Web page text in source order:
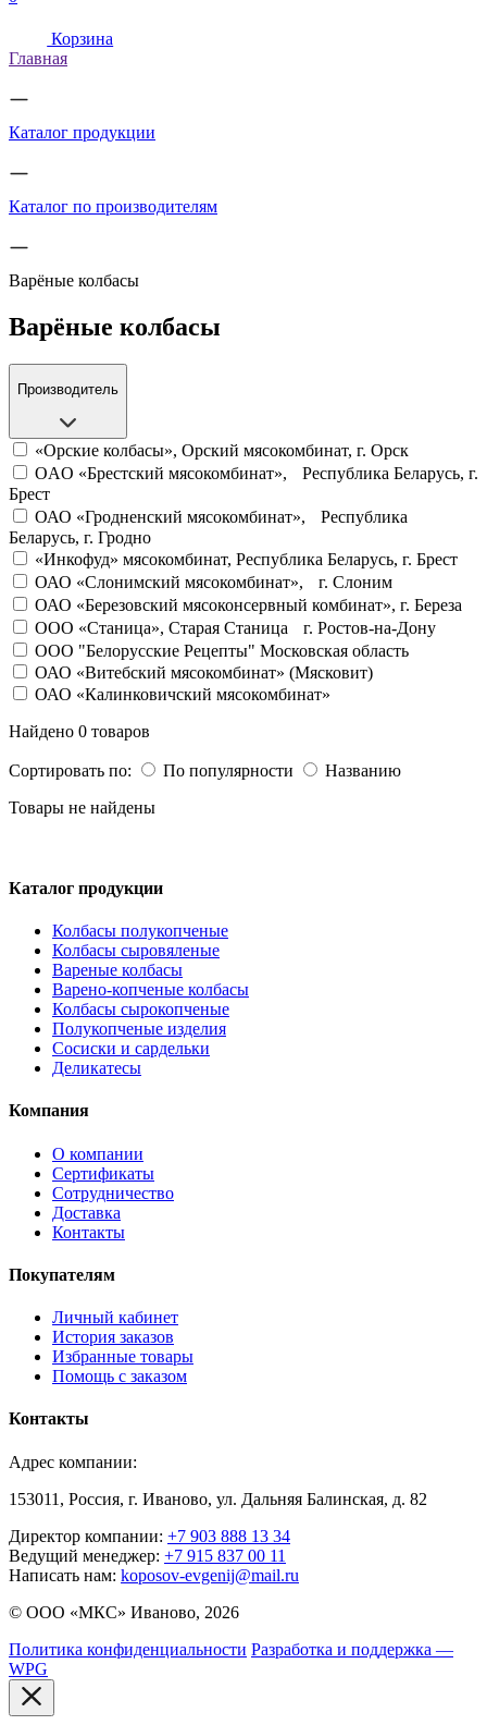
Корзина
Главная
Каталог продукции
Каталог по производителям
Варёные колбасы
Варёные колбасы
Производитель
«Орские колбасы», Орский мясокомбинат, г. Орск
OAO «Брестский мясокомбинат», Республика Беларусь, г.
Брест
ОАО «Гродненский мясокомбинат», Республика
Беларусь, г. Гродно
«Инкофуд» мясокомбинат, Республика Беларусь, г. Брест
ОАО «Слонимский мясокомбинат», г. Слоним
ОАО «Березовский мясоконсервный комбинат», г. Береза
OOO «Станица», Старая Станица г. Ростов-на-Дону
ООО "Белорусские Рецепты" Московская область
ОАО «Витебский мясокомбинат» (Мясковит)
ОАО «Калинковичский мясокомбинат»
Найдено 0 товаров
Сортировать по: По популярности
Названию
Товары не найдены
Каталог продукции
Колбасы полукопченые
Колбасы сыровяленые
Вареные колбасы
Варено-копченые колбасы
Колбасы сырокопченые
Полукопченые изделия
Сосиски и сардельки
Деликатесы
Компания
О компании
Сертификаты
Сотрудничество
Доставка
Контакты
Покупателям
Личный кабинет
История заказов
Избранные товары
Помощь с заказом
Контакты
Адрес компании:
153011, Россия, г. Иваново, ул. Дальняя Балинская, д. 82
Директор компании: +7 903 888 13 34
Ведущий менеджер: +7 915 837 00 11
Написать нам: koposov-evgenij@mail.ru
© ООО «МКС» Иваново, 2026
Политика конфиденциальности Разработка и поддержка —
WPG